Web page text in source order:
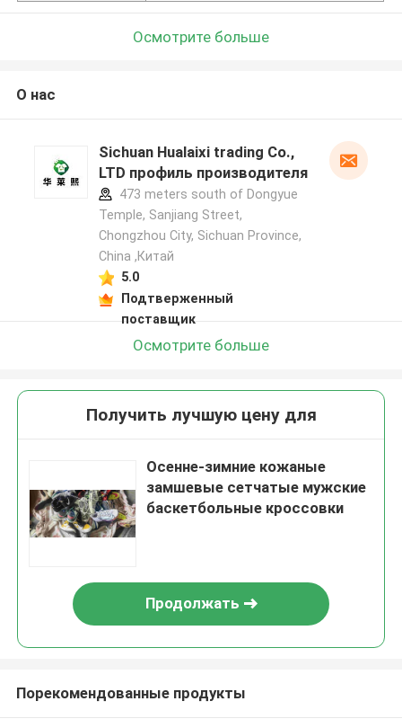
Осмотрите больше
О нас
Sichuan Hualaixi trading Co.,
LTD профиль производителя
473 meters south of Dongyue
Temple, Sanjiang Street,
Chongzhou City, Sichuan Province,
China ,Китай
5.0
Подтверженный
поставщик
Осмотрите больше
Получить лучшую цену для
Осенне-зимние кожаные
замшевые сетчатые мужские
баскетбольные кроссовки
Продолжать
Порекомендованные продукты